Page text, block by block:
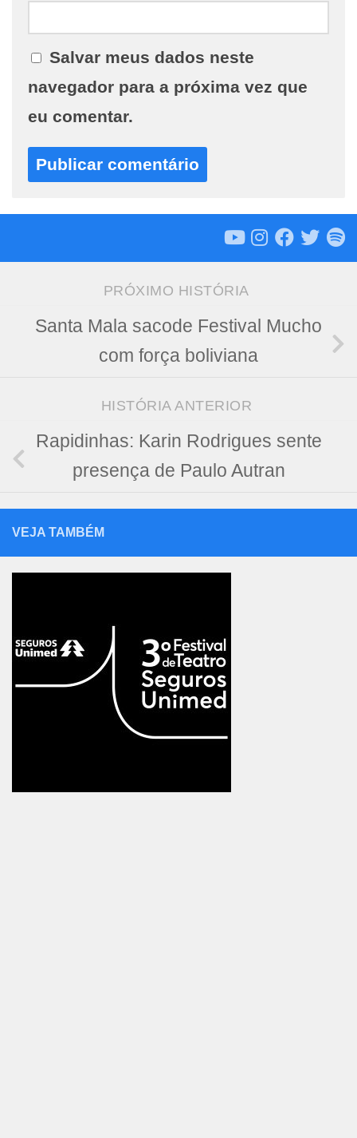
Salvar meus dados neste
navegador para a próxima vez que
eu comentar.
PRÓXIMO HISTÓRIA
Santa Mala sacode Festival Mucho
com força boliviana
HISTÓRIA ANTERIOR
Rapidinhas: Karin Rodrigues sente
presença de Paulo Autran
VEJA TAMBÉM